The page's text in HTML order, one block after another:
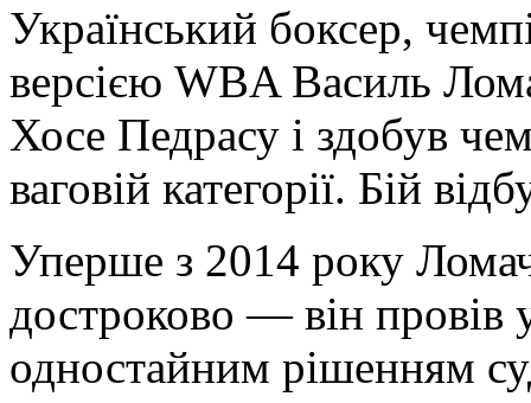
Український боксер,
версією WBA Василь
Хосе Педрасу і здобув
ваговій категорії. Бій
Уперше з 2014 року
достроково — він провів
одностайним рішенням